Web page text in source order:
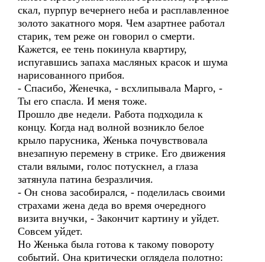
скал, пурпур вечернего неба и расплавленное
золото закатного моря. Чем азартнее работал
старик, тем реже он говорил о смерти.
Кажется, ее тень покинула квартиру,
испугавшись запаха масляных красок и шума
нарисованного прибоя.
- Спасибо, Женечка, - всхлипывала Марго, -
Ты его спасла. И меня тоже.
Прошло две недели. Работа подходила к
концу. Когда над волной возникло белое
крыло парусника, Женька почувствовала
внезапную перемену в стрике. Его движения
стали вялыми, голос потускнел, а глаза
затянула патина безразличия.
- Он снова засобирался, - поделилась своими
страхами жена деда во время очередного
визита внучки, - Закончит картину и уйдет.
Совсем уйдет.
Но Женька была готова к такому повороту
событий. Она критически оглядела полотно: